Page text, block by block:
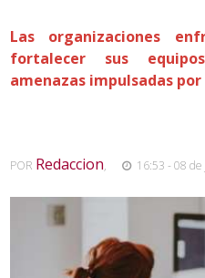
Las organizaciones
fortalecer sus
amenazas impulsadas
POR Redaccion, 16:53 - 08